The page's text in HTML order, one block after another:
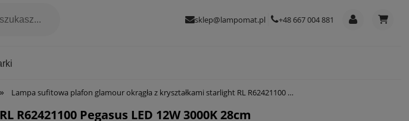
sklep@lampomat.pl +48 667 004 881
» Lampa sufitowa plafon glamour okrągła z kryształkami starlight RL R62421100 Pegasus LED 12W 3000K 28cm
Pegasus LED 12W 3000K 28cm